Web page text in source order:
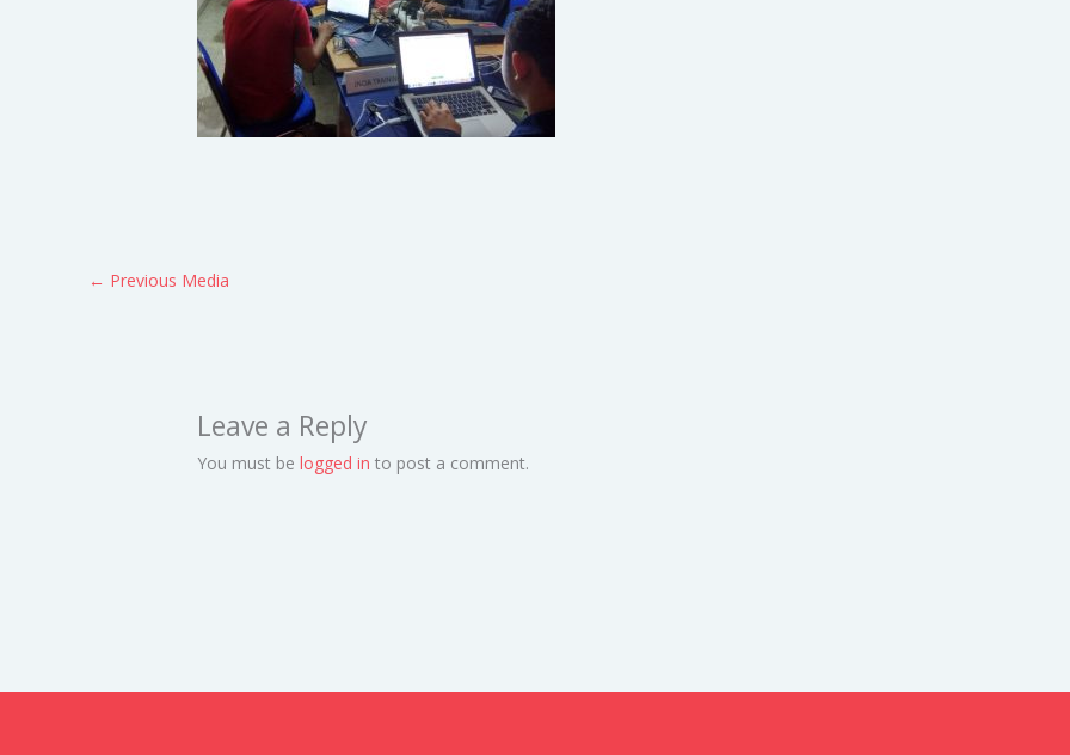
← Previous Media
Leave a Reply
You must belogged in to post a comment.